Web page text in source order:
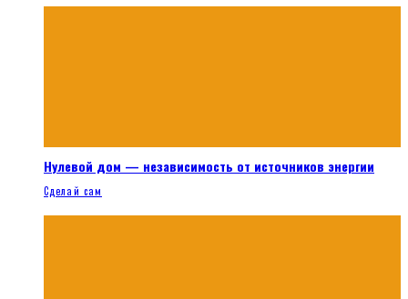
Нулевой дом — независимость от источников энергии
Сделай сам